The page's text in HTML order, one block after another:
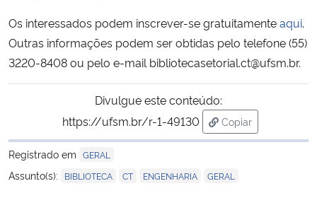
Banco Central do Brasil
Planalto
Os interessados podem inscrever-se gratuitamenteaqui.
Outras informações podem ser obtidas pelo telefone (55)
3220-8408 ou pelo e-mail bibliotecasetorial.ct@ufsm.br.
Divulgue este conteúdo:
https://ufsm.br/r-1-49130
Copiar
para área de
Registrado em GERAL
Assunto(s): BIBLIOTECA CT ENGENHARIA GERAL